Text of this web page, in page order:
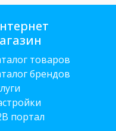
товаров
брендов
портал